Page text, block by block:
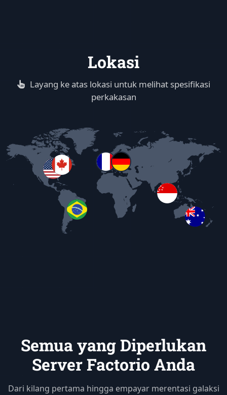
Lokasi
Layang ke atas lokasi untuk melihat spesifikasi
perkakasan
Semua yang Diperlukan
Server Factorio Anda
Dari kilang pertama hingga empayar merentasi galaksi